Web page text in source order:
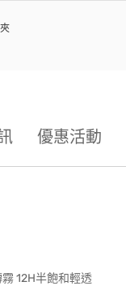
優惠活動
12H半飽和輕透